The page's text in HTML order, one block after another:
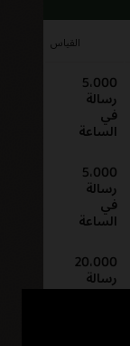
القياس
5،000
رسالة
في
الساعة
5،000
رسالة
في
الساعة
20،000
رسالة
في